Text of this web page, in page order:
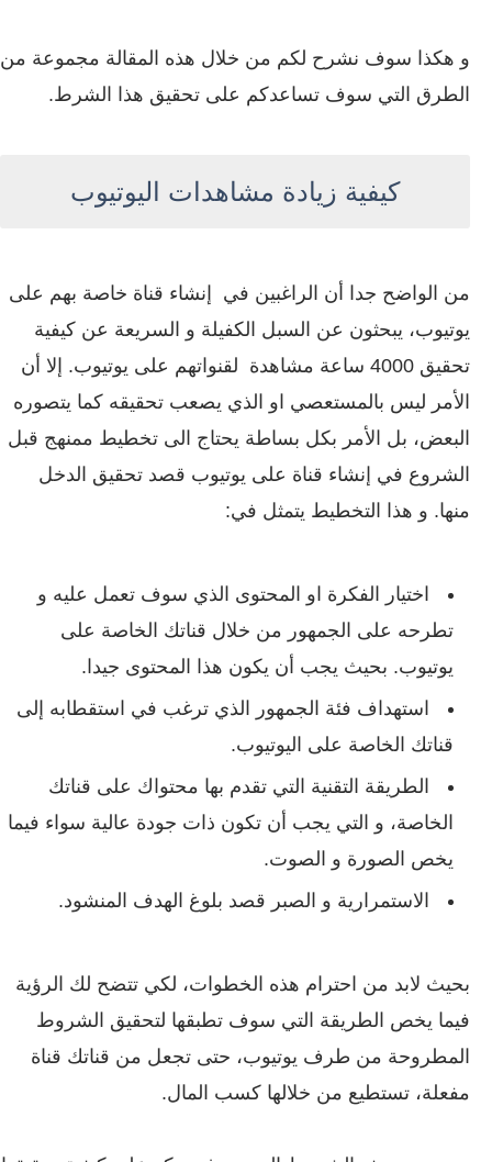
و هكذا سوف نشرح لكم من خلال هذه المقالة مجموعة من
الطرق التي سوف تساعدكم على تحقيق هذا الشرط.
كيفية زيادة مشاهدات اليوتيوب
من الواضح جدا أن الراغبين في إنشاء قناة خاصة بهم على
يوتيوب، يبحثون عن السبل الكفيلة و السريعة عن كيفية
تحقيق 4000 ساعة مشاهدة لقنواتهم على يوتيوب. إلا أن
الأمر ليس بالمستعصي او الذي يصعب تحقيقه كما يتصوره
البعض، بل الأمر بكل بساطة يحتاج الى تخطيط ممنهج قبل
الشروع في إنشاء قناة على يوتيوب قصد تحقيق الدخل
منها. و هذا التخطيط يتمثل في:
اختيار الفكرة او المحتوى الذي سوف تعمل عليه و
تطرحه على الجمهور من خلال قناتك الخاصة على
يوتيوب. بحيث يجب أن يكون هذا المحتوى جيدا.
استهداف فئة الجمهور الذي ترغب في استقطابه إلى
قناتك الخاصة على اليوتيوب.
الطريقة التقنية التي تقدم بها محتواك على قناتك
الخاصة، و التي يجب أن تكون ذات جودة عالية سواء فيما
يخص الصورة و الصوت.
الاستمرارية و الصبر قصد بلوغ الهدف المنشود.
بحيث لابد من احترام هذه الخطوات، لكي تتضح لك الرؤية
فيما يخص الطريقة التي سوف تطبقها لتحقيق الشروط
المطروحة من طرف يوتيوب، حتى تجعل من قناتك قناة
مفعلة، تستطيع من خلالها كسب المال.